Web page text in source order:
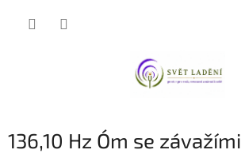
136,10 Hz Óm se závažími